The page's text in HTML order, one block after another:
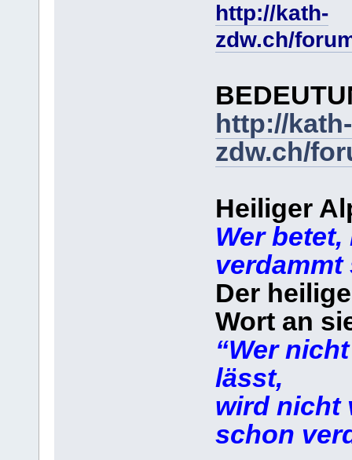
http://kath-
zdw.ch/
http://kath-
zdw.ch/
Heiliger
Wer
verdammt
Der
Wort an
“Wer
lässt,
wird nicht
schon